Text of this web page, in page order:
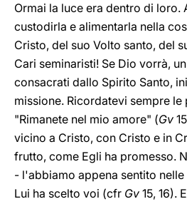
Ormai la luce era dentro di loro.
custodirla e alimentarla nella
Cristo, del suo Volto santo, del
Cari seminaristi! Se Dio vorrà,
consacrati dallo Spirito Santo,
missione. Ricordatevi sempre le
"Rimanete nel mio amore" (Gv
vicino a Cristo, con Cristo e in
frutto, come Egli ha promesso.
- l'abbiamo appena sentito
Lui ha scelto voi (cfr Gv 15, 16).